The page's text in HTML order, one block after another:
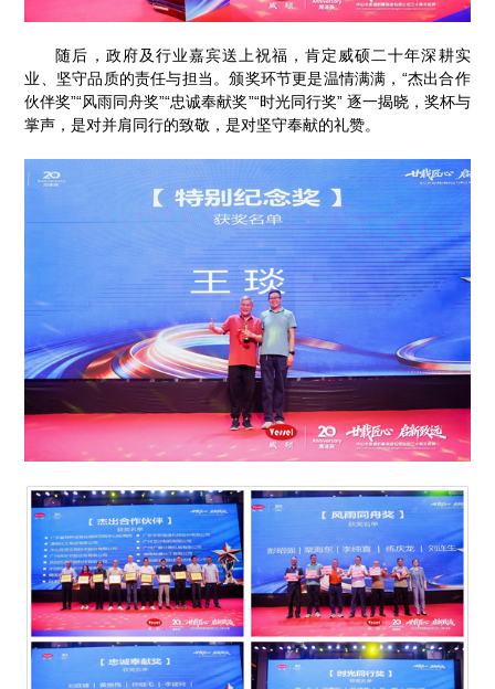
随后，政府及行业嘉宾送上祝福，肯定威硕二十年深耕实
业、坚守品质的责任与担当。颁奖环节更是温情满满，“杰出合作
伙伴奖”“风雨同舟奖”“忠诚奉献奖”“时光同行奖” 逐一揭晓，奖杯与
掌声，是对并肩同行的致敬，是对坚守奉献的礼赞。